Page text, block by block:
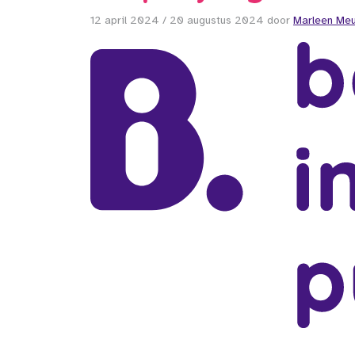
12 april 2024 / 20 augustus 2024 door Marleen